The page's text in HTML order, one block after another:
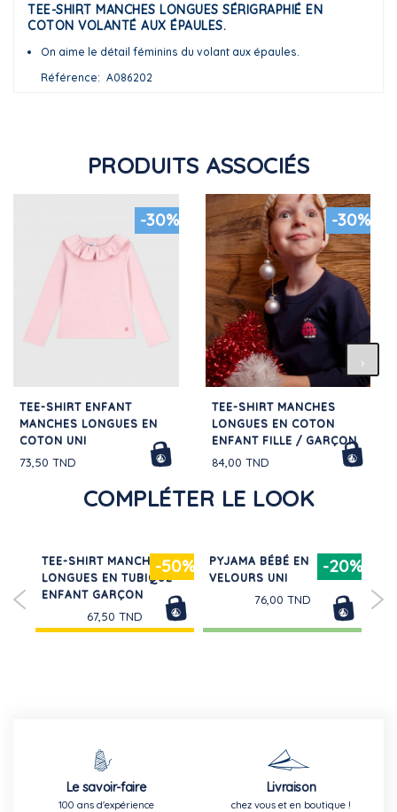
TEE-SHIRT MANCHES LONGUES SÉRIGRAPHIÉ EN
COTON VOLANTÉ AUX ÉPAULES.
On aime le détail féminins du volant aux épaules.
Référence
A086202
PRODUITS ASSOCIÉS
-30%
TEE-SHIRT ENFANT
MANCHES LONGUES EN
COTON UNI
73,50 TND
-30%
TEE-SHIRT MANCHES
LONGUES EN COTON
ENFANT FILLE / GARÇON
84,00 TND
COMPLÉTER LE LOOK
-50%
TEE-SHIRT MANCHES
LONGUES EN TUBIQUE
ENFANT GARÇON
67,50 TND
-20%
PYJAMA BÉBÉ EN
VELOURS UNI
76,00 TND
Le savoir-faire
100 ans d'expérience
Livraison
chez vous et en boutique !